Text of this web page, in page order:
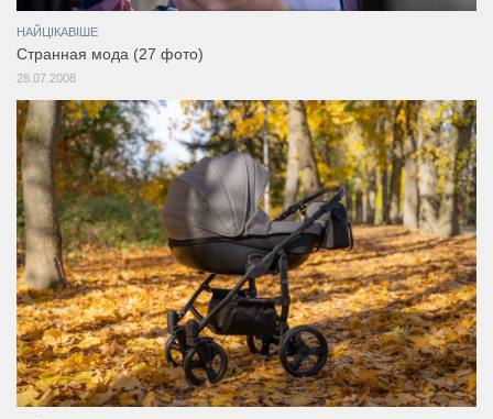
НАЙЦІКАВІШЕ
Странная мода (27 фото)
28.07.2008